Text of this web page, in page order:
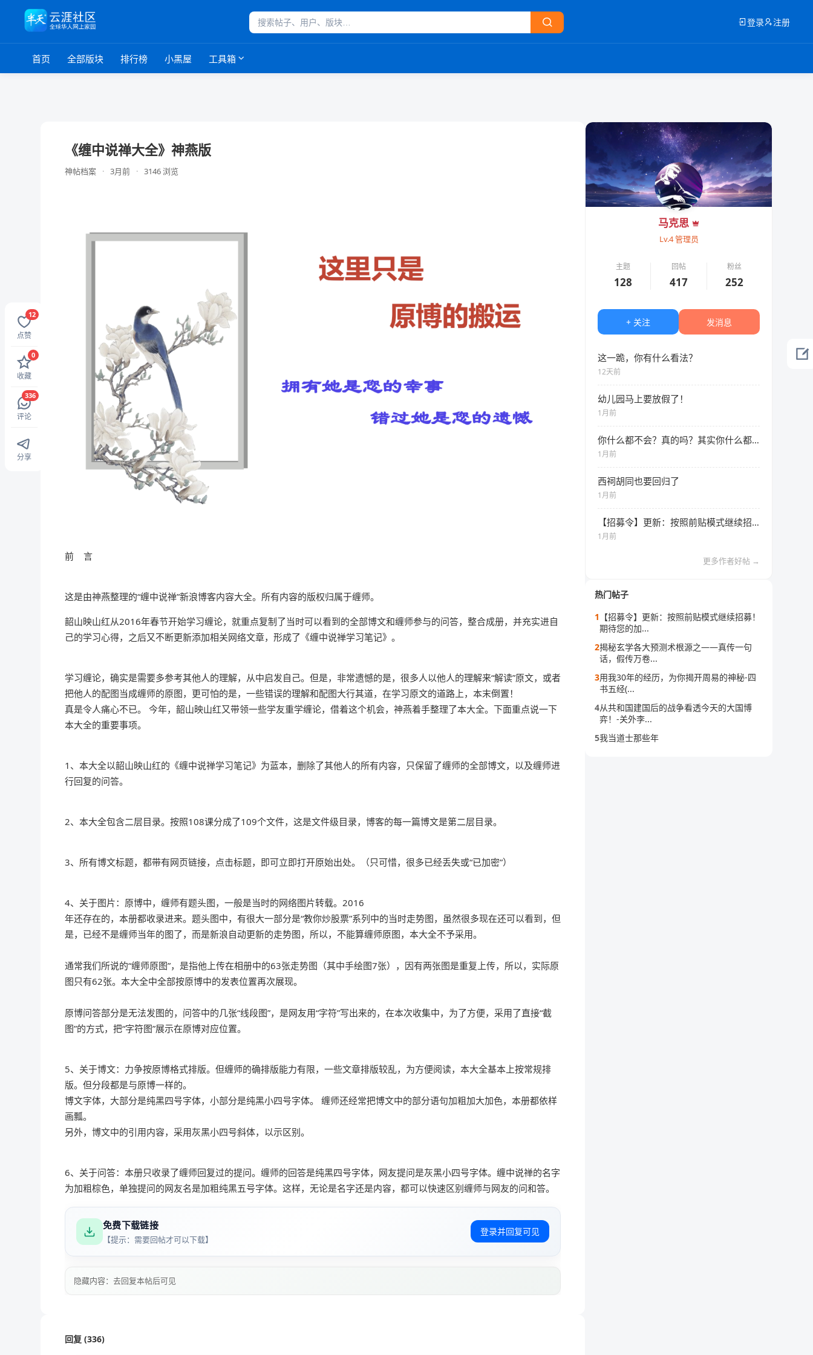
登录 注册
首页 全部版块 排行榜 小黑屋 工具箱
12
点赞
0
收藏
336
评论
分享
《缠中说禅大全》神燕版
神帖档案 · 3月前 · 3146 浏览
前 言
这是由神燕整理的“缠中说禅”新浪博客内容大全。所有内容的版权归属于缠师。
韶山映山红从2016年春节开始学习缠论，就重点复制了当时可以看到的全部博文和缠师参与的问答，整合成册，并充实进自
己的学习心得，之后又不断更新添加相关网络文章，形成了《缠中说禅学习笔记》。
学习缠论，确实是需要多参考其他人的理解，从中启发自己。但是，非常遗憾的是，很多人以他人的理解来“解读”原文，或者
把他人的配图当成缠师的原图，更可怕的是，一些错误的理解和配图大行其道，在学习原文的道路上，本末倒置！
真是令人痛心不已。 今年，韶山映山红又带领一些学友重学缠论，借着这个机会，神燕着手整理了本大全。下面重点说一下
本大全的重要事项。
1、本大全以韶山映山红的《缠中说禅学习笔记》为蓝本，删除了其他人的所有内容，只保留了缠师的全部博文，以及缠师进
行回复的问答。
2、本大全包含二层目录。按照108课分成了109个文件，这是文件级目录，博客的每一篇博文是第二层目录。
3、所有博文标题，都带有网页链接，点击标题，即可立即打开原始出处。（只可惜，很多已经丢失或“已加密”）
4、关于图片：原博中，缠师有题头图，一般是当时的网络图片转载。2016
年还存在的，本册都收录进来。题头图中，有很大一部分是“教你炒股票”系列中的当时走势图，虽然很多现在还可以看到，但
是，已经不是缠师当年的图了，而是新浪自动更新的走势图，所以，不能算缠师原图，本大全不予采用。
通常我们所说的“缠师原图”，是指他上传在相册中的63张走势图（其中手绘图7张），因有两张图是重复上传，所以，实际原
图只有62张。本大全中全部按原博中的发表位置再次展现。
原博问答部分是无法发图的，问答中的几张“线段图”，是网友用“字符”写出来的，在本次收集中，为了方便，采用了直接“截
图”的方式，把“字符图”展示在原博对应位置。
5、关于博文：力争按原博格式排版。但缠师的确排版能力有限，一些文章排版较乱，为方便阅读，本大全基本上按常规排
版。但分段都是与原博一样的。
博文字体，大部分是纯黑四号字体，小部分是纯黑小四号字体。 缠师还经常把博文中的部分语句加粗加大加色，本册都依样
画瓢。
另外，博文中的引用内容，采用灰黑小四号斜体，以示区别。
6、关于问答：本册只收录了缠师回复过的提问。缠师的回答是纯黑四号字体，网友提问是灰黑小四号字体。缠中说禅的名字
为加粗棕色，单独提问的网友名是加粗纯黑五号字体。这样，无论是名字还是内容，都可以快速区别缠师与网友的问和答。
免费下载链接
【提示：需要回帖才可以下载】
登录并回复可见
隐藏内容：去回复本帖后可见
回复 (336)
马克思
Lv.4 管理员
主题
128
回帖
417
粉丝
252
+ 关注 发消息
这一跪，你有什么看法？
12天前
幼儿园马上要放假了！
1月前
你什么都不会？真的吗？其实你什么都会。
1月前
西祠胡同也要回归了
1月前
【招募令】更新：按照前贴模式继续招募！期待您的加入~~
1月前
更多作者好帖 →
热门帖子
1 【招募令】更新：按照前贴模式继续招募！
期待您的加...
2揭秘玄学各大预测术根源之——真传一句
话，假传万卷...
3用我30年的经历，为你揭开周易的神秘-四
书五经(...
4从共和国建国后的战争看透今天的大国博
弈！-关外李...
5我当道士那些年